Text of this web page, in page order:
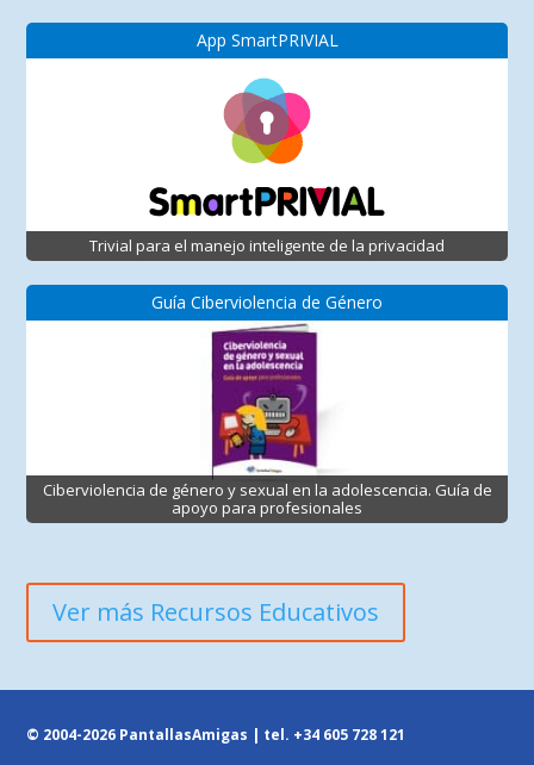
App SmartPRIVIAL
Trivial para el manejo inteligente de la privacidad
Guía Ciberviolencia de Género
Ciberviolencia de género y sexual en la adolescencia. Guía de
apoyo para profesionales
Ver más Recursos Educativos
© 2004-2026 PantallasAmigas | tel. +34 605 728 121